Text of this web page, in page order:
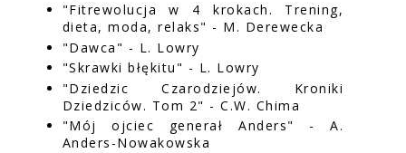
"Fitrewolucja w 4 krokach. Trening,
dieta, moda, relaks" - M. Derewecka
"Dawca" - L. Lowry
"Skrawki błękitu" - L. Lowry
"Dziedzic Czarodziejów. Kroniki
Dziedziców. Tom 2" - C.W. Chima
"Mój ojciec generał Anders" - A.
Anders-Nowakowska